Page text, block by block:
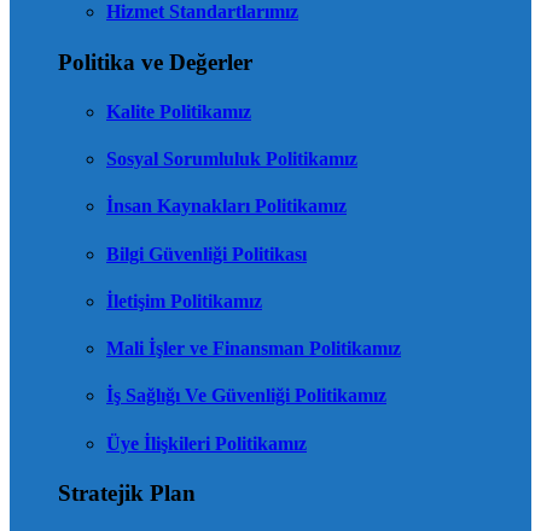
Hizmet Standartlarımız
Politika ve Değerler
Kalite Politikamız
Sosyal Sorumluluk Politikamız
İnsan Kaynakları Politikamız
Bilgi Güvenliği Politikası
İletişim Politikamız
Mali İşler ve Finansman Politikamız
İş Sağlığı Ve Güvenliği Politikamız
Üye İlişkileri Politikamız
Stratejik Plan